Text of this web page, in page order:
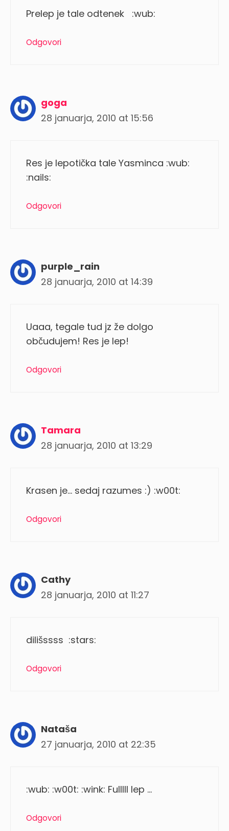
Prelep je tale odtenek :wub:
Odgovori
goga
28 januarja, 2010 at 15:56
Res je lepotička tale Yasminca :wub:
:nails:
Odgovori
purple_rain
28 januarja, 2010 at 14:39
Uaaa, tegale tud jz že dolgo
občudujem! Res je lep!
Odgovori
Tamara
28 januarja, 2010 at 13:29
Krasen je… sedaj razumes :) :w00t:
Odgovori
Cathy
28 januarja, 2010 at 11:27
dilišssss :stars:
Odgovori
Nataša
27 januarja, 2010 at 22:35
:wub: :w00t: :wink: Fulllll lep …
Odgovori